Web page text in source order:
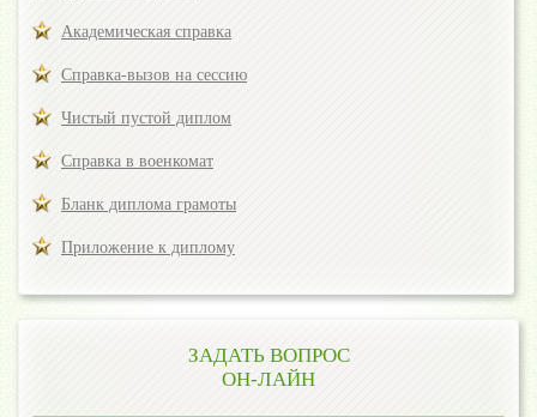
Академическая справка
Справка-вызов на сессию
Чистый пустой диплом
Справка в военкомат
Бланк диплома грамоты
Приложение к диплому
ЗАДАТЬ ВОПРОС
ОН-ЛАЙН